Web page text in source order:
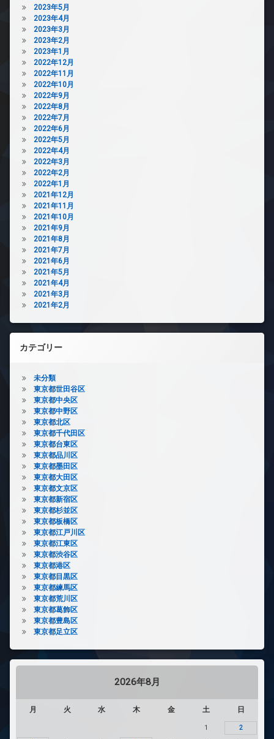
2023年5月
2023年4月
2023年3月
2023年2月
2023年1月
2022年12月
2022年11月
2022年10月
2022年9月
2022年8月
2022年7月
2022年6月
2022年5月
2022年4月
2022年3月
2022年2月
2022年1月
2021年12月
2021年11月
2021年10月
2021年9月
2021年8月
2021年7月
2021年6月
2021年5月
2021年4月
2021年3月
2021年2月
カテゴリー
未分類
東京都世田谷区
東京都中央区
東京都中野区
東京都北区
東京都千代田区
東京都台東区
東京都品川区
東京都墨田区
東京都大田区
東京都文京区
東京都新宿区
東京都杉並区
東京都板橋区
東京都江戸川区
東京都江東区
東京都渋谷区
東京都港区
東京都目黒区
東京都練馬区
東京都荒川区
東京都葛飾区
東京都豊島区
東京都足立区
2026年8月
月 火 水 木 金 土 日
1 2